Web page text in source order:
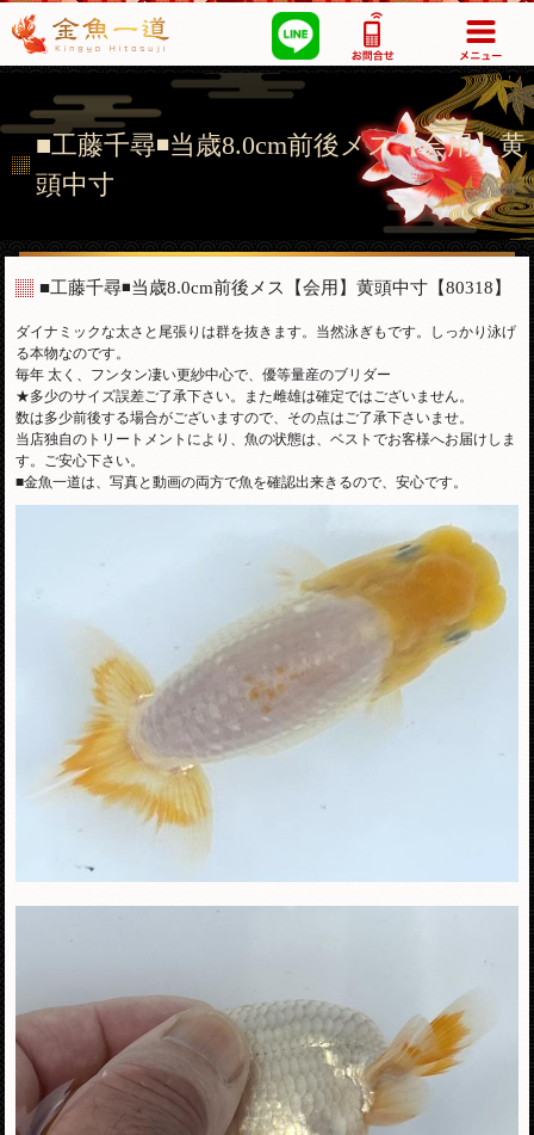
■工藤千尋◾️当歳8.0cm前後メス【会用】黄
頭中寸
■工藤千尋◾️当歳8.0cm前後メス【会用】黄頭中寸 【80318】
ダイナミックな太さと尾張りは群を抜きます。当然泳ぎもです。しっかり泳げ
る本物なのです。
毎年 太く、フンタン凄い更紗中心で、優等量産のブリダー
★多少のサイズ誤差ご了承下さい。また雌雄は確定ではございません。
数は多少前後する場合がございますので、その点はご了承下さいませ。
当店独自のトリートメントにより、魚の状態は、ベストでお客様へお届けしま
す。ご安心下さい。
■金魚一道は、写真と動画の両方で魚を確認出来きるので、安心です。